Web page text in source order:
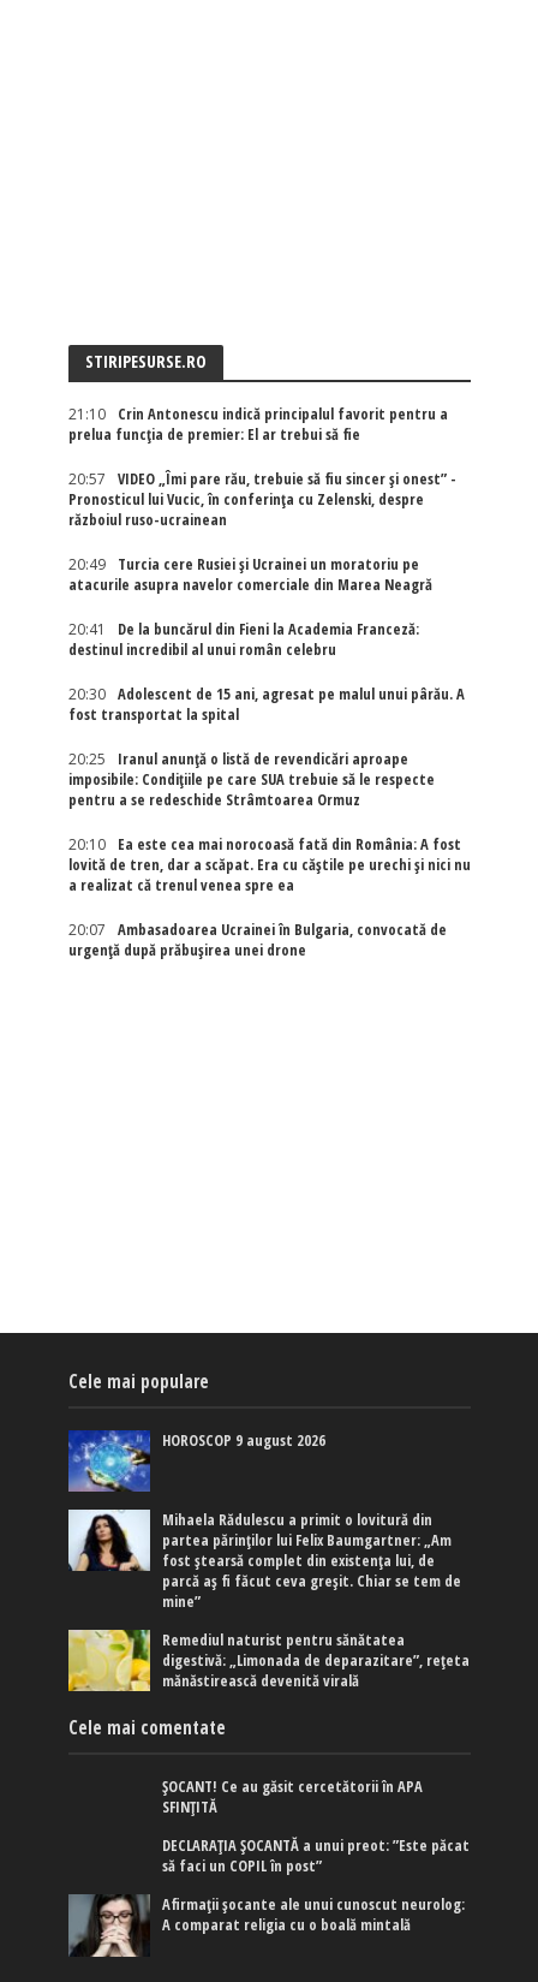
STIRIPESURSE.RO
21:10
Crin Antonescu indică principalul favorit pentru a
prelua funcția de premier: El ar trebui să fie
20:57
VIDEO „Îmi pare rău, trebuie să fiu sincer și onest” -
Pronosticul lui Vucic, în conferința cu Zelenski, despre
războiul ruso-ucrainean
20:49
Turcia cere Rusiei și Ucrainei un moratoriu pe
atacurile asupra navelor comerciale din Marea Neagră
20:41
De la buncărul din Fieni la Academia Franceză:
destinul incredibil al unui român celebru
20:30
Adolescent de 15 ani, agresat pe malul unui pârău. A
fost transportat la spital
20:25
Iranul anunță o listă de revendicări aproape
imposibile: Condițiile pe care SUA trebuie să le respecte
pentru a se redeschide Strâmtoarea Ormuz
20:10
Ea este cea mai norocoasă fată din România: A fost
lovită de tren, dar a scăpat. Era cu căștile pe urechi și nici nu
a realizat că trenul venea spre ea
20:07
Ambasadoarea Ucrainei în Bulgaria, convocată de
urgență după prăbușirea unei drone
Cele mai populare
HOROSCOP 9 august 2026
Mihaela Rădulescu a primit o lovitură din
partea părinților lui Felix Baumgartner: „Am
fost ștearsă complet din existența lui, de
parcă aș fi făcut ceva greșit. Chiar se tem de
mine”
Remediul naturist pentru sănătatea
digestivă: „Limonada de deparazitare”, rețeta
mănăstirească devenită virală
Cele mai comentate
ȘOCANT! Ce au găsit cercetătorii în APA
SFINȚITĂ
DECLARAȚIA ȘOCANTĂ a unui preot: ”Este păcat
să faci un COPIL în post”
Afirmaţii şocante ale unui cunoscut neurolog:
A comparat religia cu o boală mintală